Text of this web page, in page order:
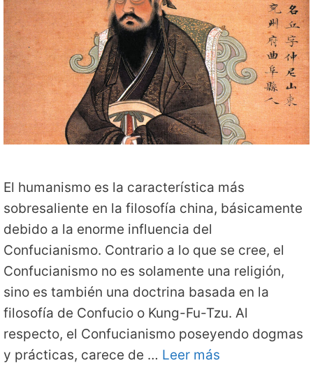
El humanismo es la característica más
sobresaliente en la filosofía china, básicamente
debido a la enorme influencia del
Confucianismo. Contrario a lo que se cree, el
Confucianismo no es solamente una religión,
sino es también una doctrina basada en la
filosofía de Confucio o Kung-Fu-Tzu. Al
respecto, el Confucianismo poseyendo dogmas
y prácticas, carece de … Leer más